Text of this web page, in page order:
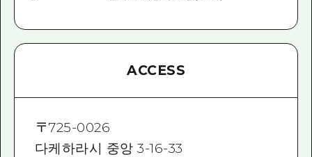
ACCESS
〒725-0026
다케하라시 중앙 3-16-33